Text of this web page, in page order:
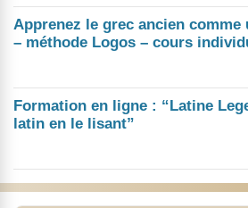
Apprenez le grec ancien comme
– méthode Logos – cours
Formation en ligne : “Latine
latin en le lisant”